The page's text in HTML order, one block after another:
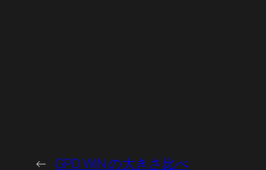
← GPD WIN の大きさ比べ